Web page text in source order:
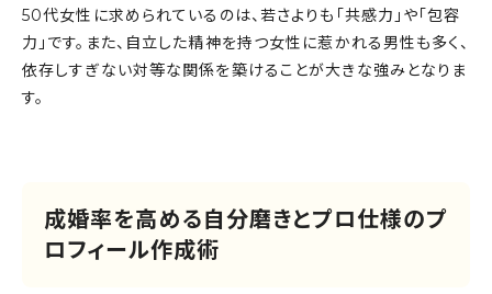
50代女性に求められているのは、若さよりも「共感力」や「包容
力」です。また、自立した精神を持つ女性に惹かれる男性も多く、
依存しすぎない対等な関係を築けることが大きな強みとなりま
す。
成婚率を高める自分磨きとプロ仕様のプ
ロフィール作成術